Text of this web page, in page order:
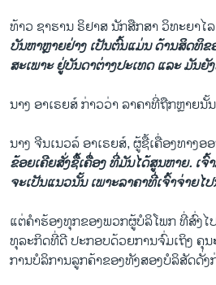
ທ້າວ ຊາຮານ ຣິຢາສ ນັກສືກສາ ວິທະຍາໄ
ບັນຫາຫຼາຍຢ່າງ ເປັນຕົ້ນແມ່ນ ດ້ານສິດທິຂ
ສະເພາະ ຢູ່ບັນດາຕ່າງປະເທດ ແລະ ມັນຍັ
ນາງ ອາເຣຍສ໌ ກ່າວວ່າ ລາຄາທີ່ຖືກຫຼາຍນັ້
ນາງ ຈີນເນວລ໌ ອາເຣຍສ໌, ຜູ້ຊື້ເຄື່ອງທາງອ
ຂ້ອຍເຄີຍສັ່ງຊື້ເຄື່ອງ ທີ່ມັນໄດ້ສູນຫາຍ. ເ
ຈະເປັນແນວນັ້ນ ເພາະລາຄາທີ່ເຈົ້າຈ່າຍໄ
ແຕ່ຄຳຮ້ອງທຸກຂອງພວກຜູ້ບໍລິໂພກ ທີ່ສົ່ງໄ
ທຸລະກິດທີ່ດີ ປະກອບດ້ວຍການຈົ່ມເຖິງ ຄຸ
ການບໍລິການລູກຄ້າຂອງທັງສອງບໍລິສັດດັ່ງ